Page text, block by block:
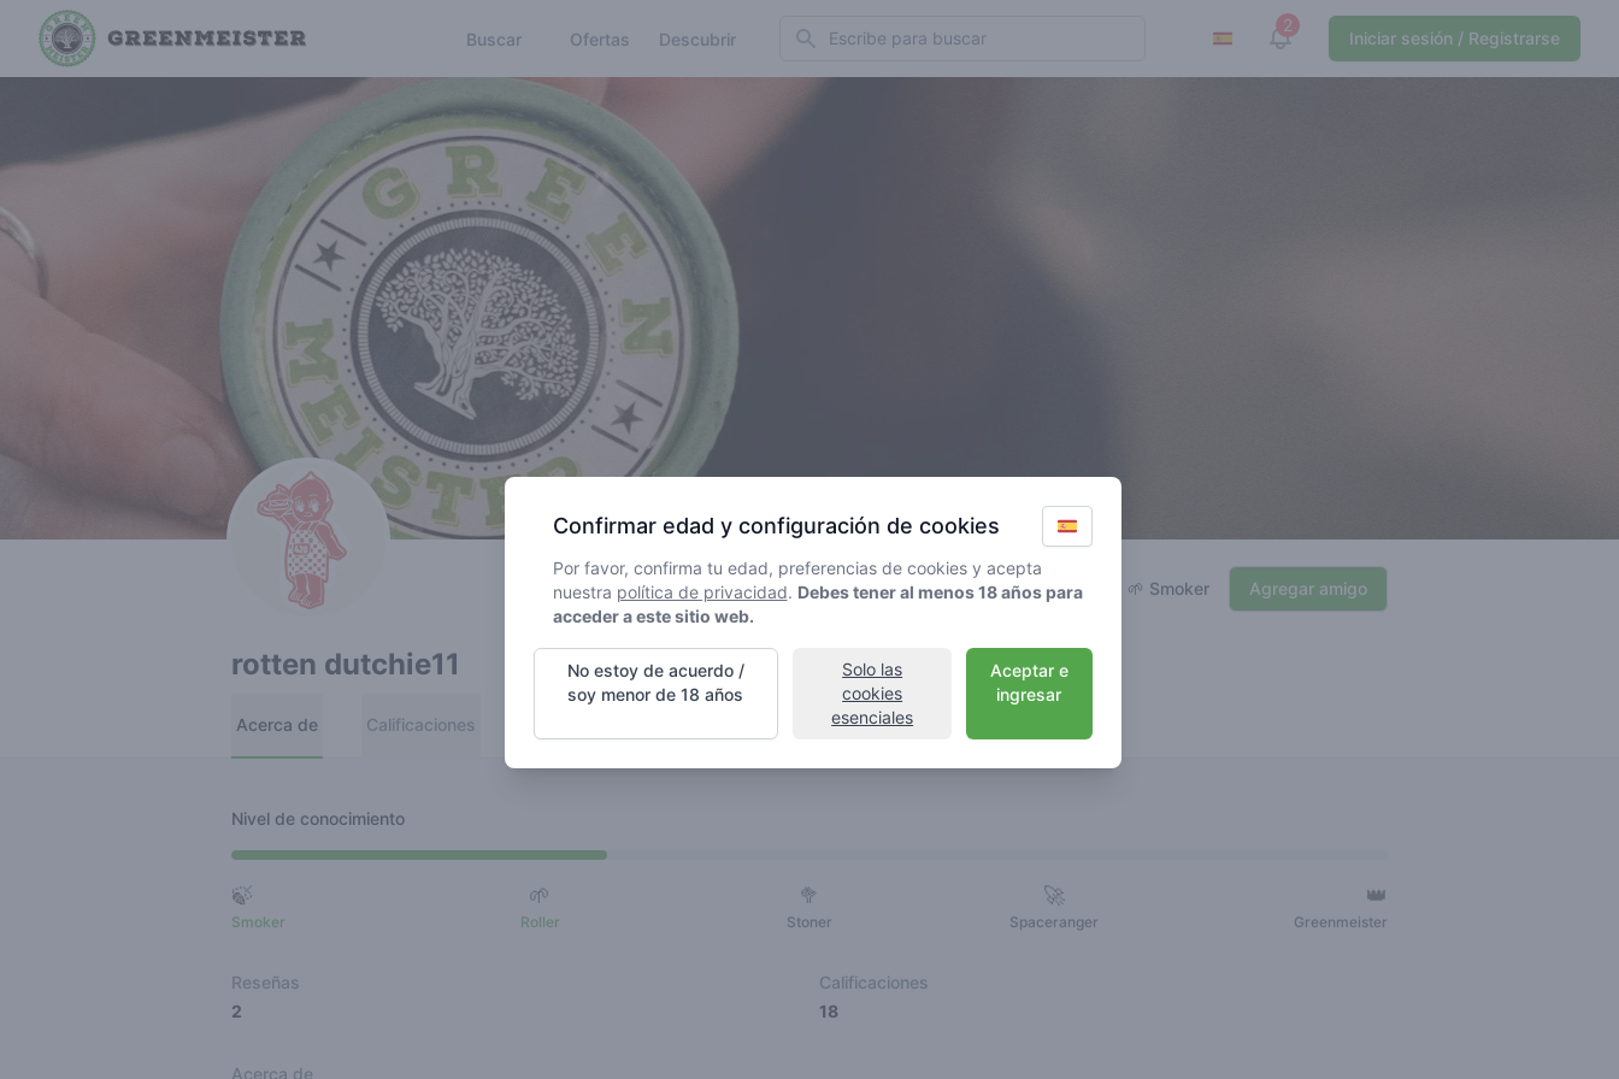
Buscar Ofertas Descubrir Search 2
View notifications
Iniciar sesión / Registrarse
🌱 Smoker Agregar amigo
rotten dutchie11
Acerca de Calificaciones
Nivel de conocimiento
🍃
Smoker
🌱
Roller
🥦
Stoner
🚀
Spaceranger
👑
Greenmeister
Reseñas
2
Calificaciones
18
Acerca de
Confirmar edad y configuración de cookies
Por favor, confirma tu edad, preferencias de cookies y acepta
nuestra política de privacidad. Debes tener al menos 18 años para
acceder a este sitio web.
Aceptar e
ingresar
Solo las
cookies
esenciales
No estoy de acuerdo /
soy menor de 18 años